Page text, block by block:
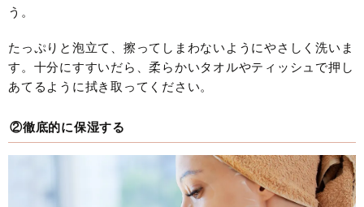
う。
たっぷりと泡立て、擦ってしまわないようにやさしく洗いま
す。十分にすすいだら、柔らかいタオルやティッシュで押し
あてるように拭き取ってください。
②徹底的に保湿する